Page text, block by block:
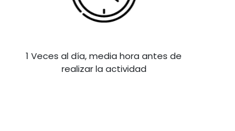
1 Veces al día, media hora antes de
realizar la actividad